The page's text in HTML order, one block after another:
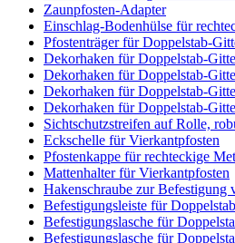
Zaunpfosten-Adapter
Einschlag-Bodenhülse für
Pfostenträger für Doppelstab-
Dekorhaken für Doppelstab-
Dekorhaken für Doppelstab-
Dekorhaken für Doppelstab-
Dekorhaken für Doppelstab-
Sichtschutzstreifen auf Rolle,
Eckschelle für Vierkantpfosten
Pfostenkappe für rechteckige
Mattenhalter für Vierkantpfosten
Hakenschraube zur Befestigung
Befestigungsleiste für
Befestigungslasche für
Befestigungslasche für